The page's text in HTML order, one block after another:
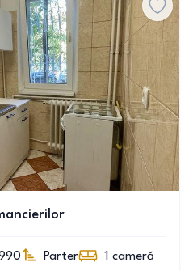
Parter 1 cameră